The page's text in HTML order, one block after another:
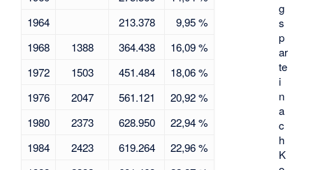
g
s
p
ar
te
i
n
a
c
h
K
1964
213.378
9,95 %
1968
1388 364.438
16,09 %
1972
1503 451.484
18,06 %
1976
2047 561.121
20,92 %
1980
2373 628.950
22,94 %
1984
2423 619.264
22,96 %